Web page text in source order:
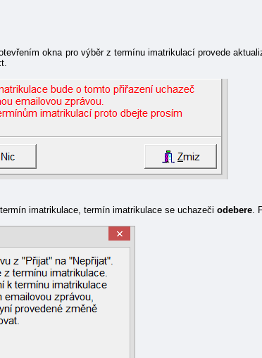
okna pro výběr z termínu imatrikulací provede
imatrikulace, termín imatrikulace se uchazeči odebere.